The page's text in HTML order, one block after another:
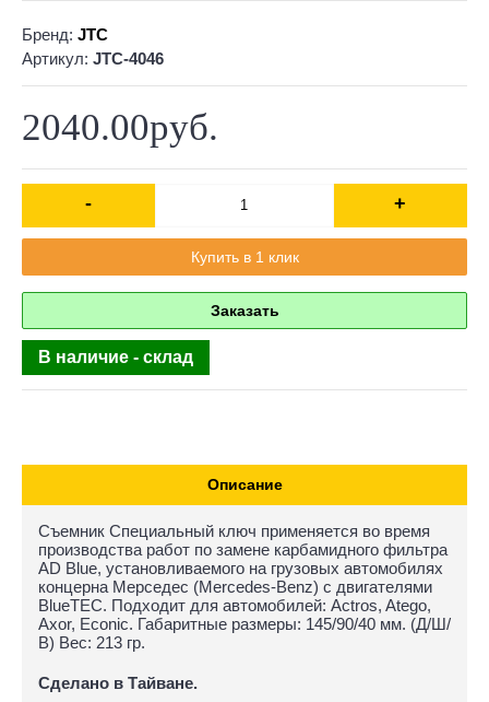
Бренд: JTC
Артикул: JTC-4046
2040.00руб.
- +
Купить в 1 клик
Заказать
В наличие - склад
Описание
Съемник Специальный ключ применяется во время
производства работ по замене карбамидного фильтра
AD Blue, установливаемого на грузовых автомобилях
концерна Мерседес (Mercedes-Benz) с двигателями
BlueTEC. Подходит для автомобилей: Actros, Atego,
Axor, Econic. Габаритные размеры: 145/90/40 мм. (Д/Ш/
В) Вес: 213 гр.
Сделано в Тайване.